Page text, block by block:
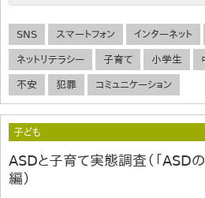
SNS スマートフォン インターネット
ネットリテラシー 子育て 小学生
不安 犯罪 コミュニケーション
子ども
ASDと子育て実態調査（「ASD
編）